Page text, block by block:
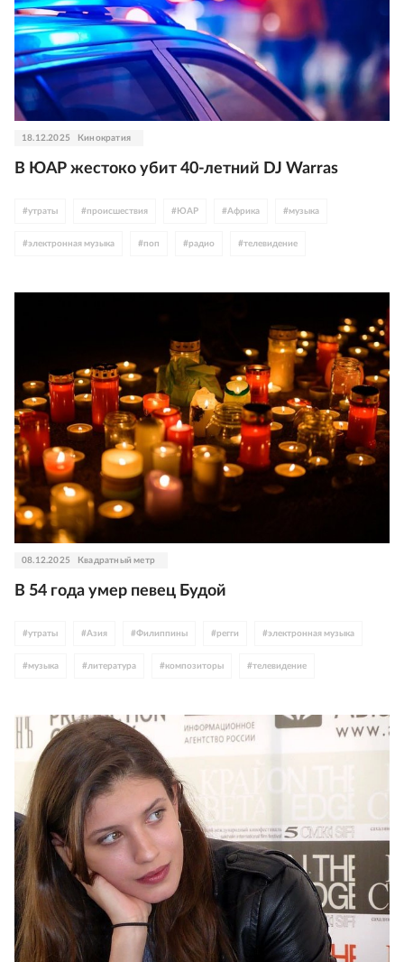
18.12.2025 Кинократия
В ЮАР жестоко убит 40-летний DJ Warras
#утраты #происшествия # ЮАР #Африка #музыка
#электронная музыка #поп #радио #телевидение
08.12.2025 Квадратный метр
В 54 года умер певец Будой
#утраты #Азия #Филиппины #регги #электронная музыка
#музыка # литература #композиторы #телевидение